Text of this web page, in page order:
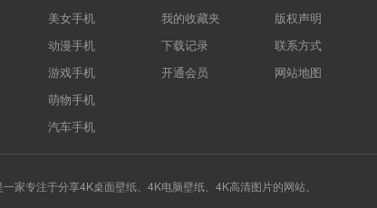
美女手机
动漫手机
游戏手机
萌物手机
汽车手机
我的收藏夹
下载记录
开通会员
版权声明
联系方式
网站地图
家专注于分享4K桌面壁纸、4K电脑壁纸、4K高清图片的网站。